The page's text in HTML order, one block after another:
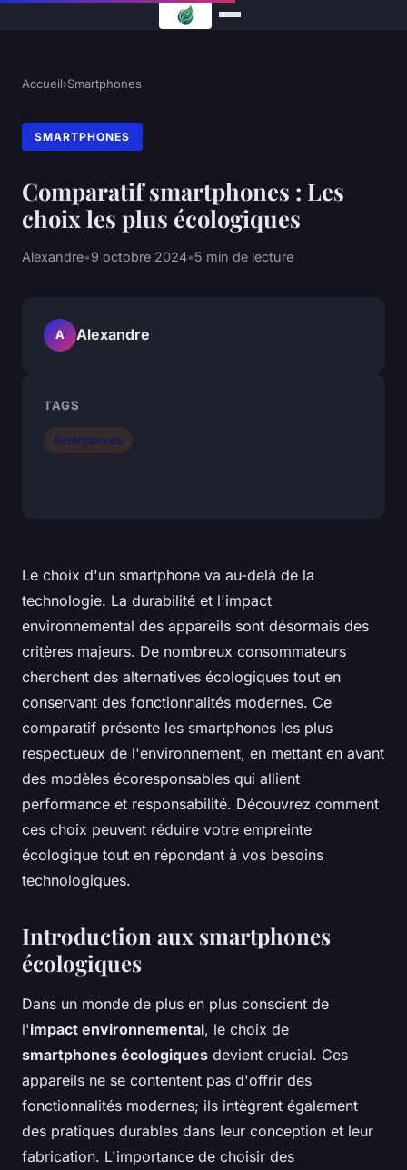
Accueil›Smartphones
SMARTPHONES
Comparatif smartphones : Les
choix les plus écologiques
Alexandre•9 octobre 2024•5 min de lecture
Le choix d'un smartphone va au-delà de la
technologie. La durabilité et l'impact
environnemental des appareils sont désormais des
critères majeurs. De nombreux consommateurs
cherchent des alternatives écologiques tout en
conservant des fonctionnalités modernes. Ce
comparatif présente les smartphones les plus
respectueux de l'environnement, en mettant en avant
des modèles écoresponsables qui allient
performance et responsabilité. Découvrez comment
ces choix peuvent réduire votre empreinte
écologique tout en répondant à vos besoins
technologiques.
Introduction aux smartphones
écologiques
Dans un monde de plus en plus conscient de
l'impact environnemental, le choix de
smartphones écologiques devient crucial. Ces
appareils ne se contentent pas d'offrir des
fonctionnalités modernes; ils intègrent également
des pratiques durables dans leur conception et leur
fabrication. L'importance de choisir des
A Alexandre
TAGS
Smartphones